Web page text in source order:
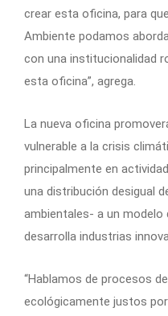
crear esta oficina, para
Ambiente podamos
con una institucionalidad
esta oficina”, agrega.
La nueva oficina
vulnerable a la crisis
principalmente en
una distribución desigual
ambientales- a un
desarrolla industrias
“Hablamos de procesos
ecológicamente justos